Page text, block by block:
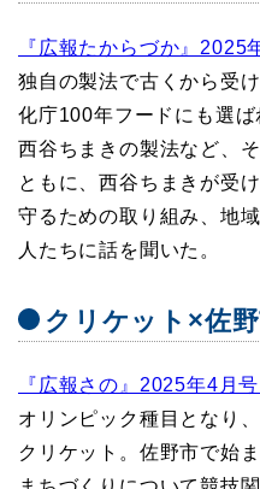
『広報たからづか』2025
独自の製法で古くから受
化庁100年フードにも選ば
西谷ちまきの製法など、
ともに、西谷ちまきが受
守るための取り組み、地
人たちに話を聞いた。
クリケット×佐
『広報さの』2025年4月
オリンピック種目となり
クリケット。佐野市で始